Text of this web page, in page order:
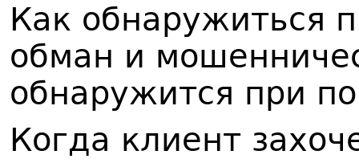
Как обнаружиться
обман и
обнаружится при
Когда клиент